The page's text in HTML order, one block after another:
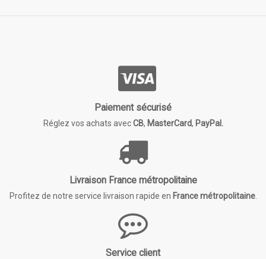
Paiement sécurisé
Réglez vos achats avecCB, MasterCard, PayPal.
Livraison France métropolitaine
Profitez de notre service livraison rapide en France métropolitaine.
Service client